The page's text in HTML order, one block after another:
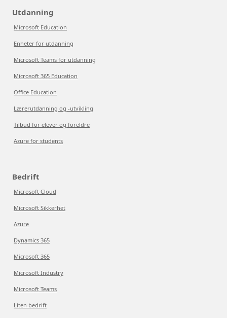
Utdanning
Microsoft Education
Enheter for utdanning
Microsoft Teams for utdanning
Microsoft 365 Education
Office Education
Lærerutdanning og -utvikling
Tilbud for elever og foreldre
Azure for students
Bedrift
Microsoft Cloud
Microsoft Sikkerhet
Azure
Dynamics 365
Microsoft 365
Microsoft Industry
Microsoft Teams
Liten bedrift